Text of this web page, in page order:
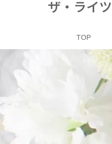
ザ・ライツ
TOP